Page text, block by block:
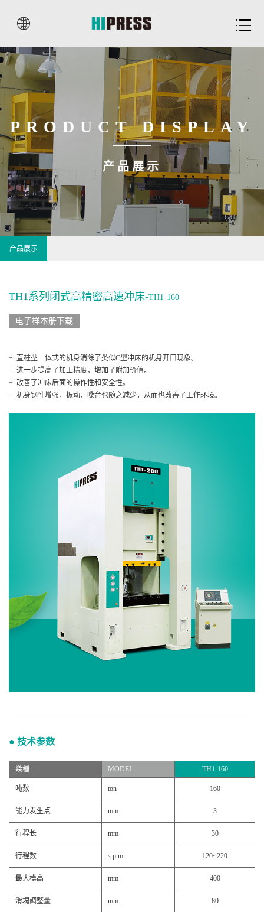


PRODUCT DISPLAY
产品展示
产品展示
TH1系列闭式高精密高速冲床-TH1-160
电子样本册下载
+ 直柱型一体式的机身消除了类似C型冲床的机身开口现象。
+ 进一步提高了加工精度，增加了附加价值。
+ 改善了冲床后面的操作性和安全性。
+ 机身钢性增强，振动、噪音也随之减少，从而也改善了工作环境。
● 技术参数
幾種 MODEL TH1-160
吨数 ton 160
能力发生点 mm 3
行程长 mm 30
行程数 s.p.m 120~220
最大模高 mm 400
滑塊調整量 mm 80